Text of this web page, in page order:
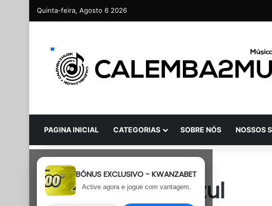
Quinta-feira, Agosto 6 2026
PAGINA INICIAL CATEGORIAS SOBRE NÓS NOSSOS
BÓNUS EXCLUSIVO - KWANZABET
Active agora e jogue com vantagem.
Pop
Nenny – Mar Azul